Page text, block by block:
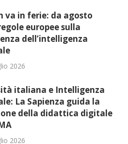
va in ferie: da agosto
europee sulla
dell’intelligenza
2026
italiana e Intelligenza
La Sapienza guida la
della didattica digitale
2026